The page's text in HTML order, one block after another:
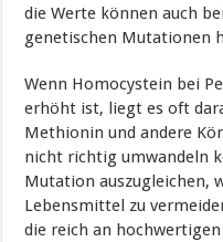
die Werte können auch
genetischen Mutationen
Wenn Homocystein bei
erhöht ist, liegt es oft
Methionin und andere
nicht richtig umwandeln
Mutation auszugleichen,
Lebensmittel zu
die reich an